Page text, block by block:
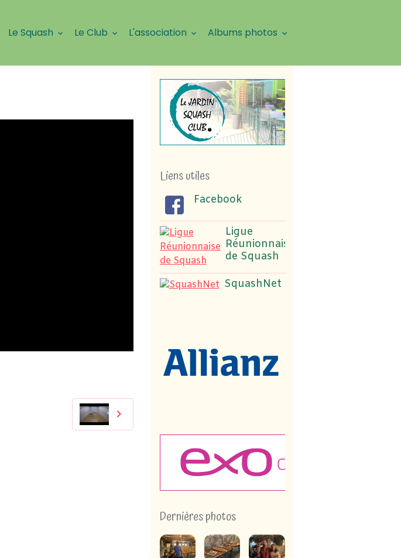
Le Squash Le Club L'association Albums photos
Liens utiles
Facebook
Ligue
Réunionnaise
de Squash
SquashNet
Dernières photos